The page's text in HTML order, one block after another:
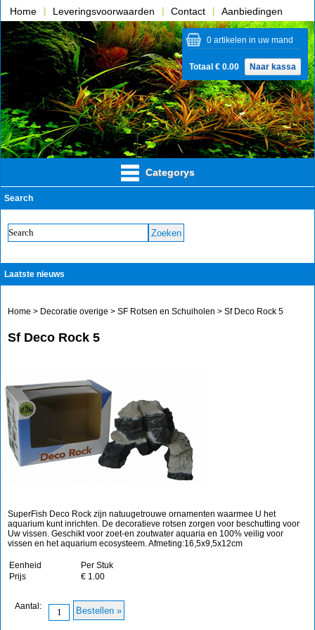
Home Leveringsvoorwaarden Contact
Aanbiedingen
Over ons
Categorys
Search
Laatste nieuws
0 artikelen in uw mand
Totaal € 0.00 Naar kassa
Home > Decoratie overige > SF Rotsen en Schuiholen > Sf Deco Rock 5
Sf Deco Rock 5
SuperFish Deco Rock zijn natuugetrouwe ornamenten waarmee U het
aquarium kunt inrichten. De decoratieve rotsen zorgen voor beschutting voor
Uw vissen. Geschikt voor zoet-en zoutwater aquaria en 100% veilig voor
vissen en het aquarium ecosysteem. Afmeting:16,5x9,5x12cm
Eenheid
Per Stuk
Prijs
€ 1.00
Aantal: